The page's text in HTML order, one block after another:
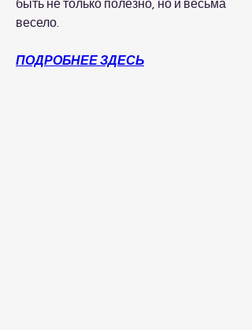
быть не только полезно, но и весьма
весело.
ПОДРОБНЕЕ ЗДЕСЬ